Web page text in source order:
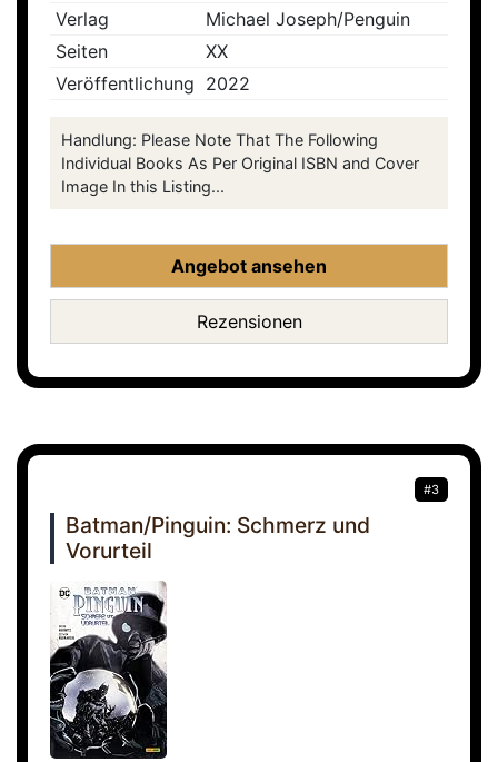
Verlag
Michael Joseph/Penguin
Seiten
XX
Veröffentlichung 2022
Handlung: Please Note That The Following
Individual Books As Per Original ISBN and Cover
Image In this Listing...
Angebot ansehen
Rezensionen
#3
Batman/Pinguin: Schmerz und
Vorurteil